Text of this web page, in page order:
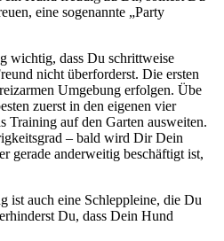
eine sogenannte „Party
wichtig, dass Du schrittweise
nicht überforderst. Die ersten
Umgebung erfolgen. Übe
zuerst in den eigenen vier
Training auf den Garten ausweiten.
– bald wird Dir Dein
gerade anderweitig beschäftigt ist,
ist auch eine Schleppleine, die Du
Du, dass Dein Hund